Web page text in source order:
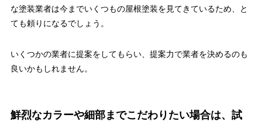
な塗装業者は今までいくつもの屋根塗装を見てきているため、と
ても頼りになるでしょう。
いくつかの業者に提案をしてもらい、提案力で業者を決めるのも
良いかもしれません。
鮮烈なカラーや細部までこだわりたい場合は、試